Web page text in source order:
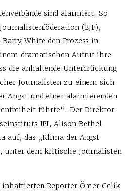
sind alarmiert. So
(EJF),
White den Prozess in
dramatischen Aufruf ihre
die anhaltende Unterdrückung
Journalisten zu einem sich
Angst und einer alarmierenden
führte“. Der Direktor
IPI, Alison Bethel
auf, das „Klima der Angst
unter dem kritische Journalisten
inhaftierten Reporter Ömer Celik